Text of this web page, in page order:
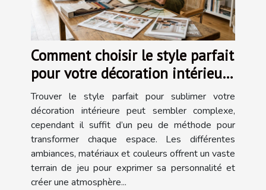
Comment choisir le style parfait
pour votre décoration intérieure
?
Trouver le style parfait pour sublimer votre
décoration intérieure peut sembler complexe,
cependant il suffit d’un peu de méthode pour
transformer chaque espace. Les différentes
ambiances, matériaux et couleurs offrent un vaste
terrain de jeu pour exprimer sa personnalité et
créer une atmosphère...